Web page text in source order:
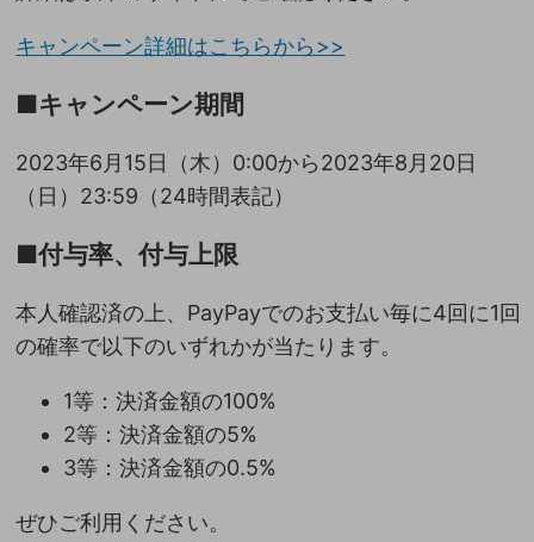
キャンペーン詳細はこちらから>>
■キャンペーン期間
2023年6月15日（木）0:00から2023年8月20日
（日）23:59（24時間表記）
■付与率、付与上限
本人確認済の上、PayPayでのお支払い毎に4回に1回
の確率で以下のいずれかが当たります。
1等：決済金額の100%
2等：決済金額の5%
3等：決済金額の0.5%
ぜひご利用ください。